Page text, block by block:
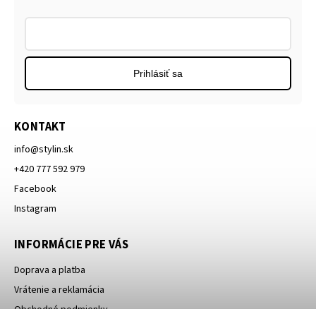
KONTAKT
info@stylin.sk
+420 777 592 979
Facebook
Instagram
INFORMÁCIE PRE VÁS
Doprava a platba
Vrátenie a reklamácia
Prihlásiť sa